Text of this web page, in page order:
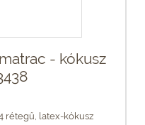
- kókusz
rétegű, latex-kókusz